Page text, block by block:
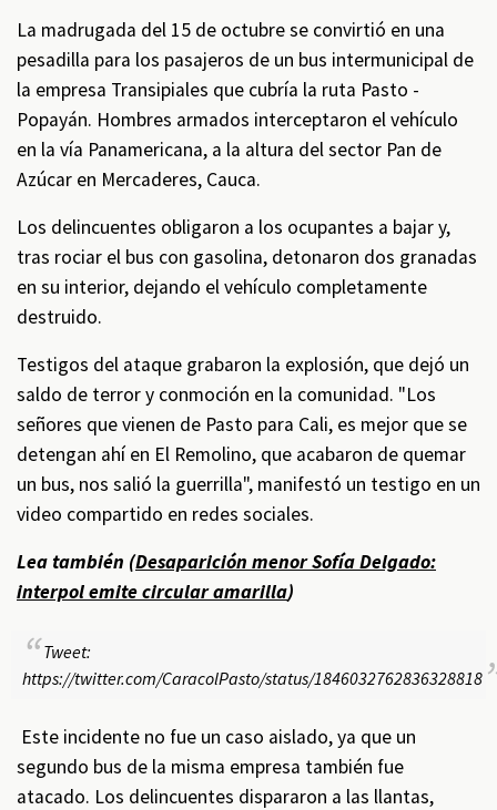
La madrugada del 15 de octubre se convirtió en una
pesadilla para los pasajeros de un bus intermunicipal de
la empresa Transipiales que cubría la ruta Pasto -
Popayán. Hombres armados interceptaron el vehículo
en la vía Panamericana, a la altura del sector Pan de
Azúcar en Mercaderes, Cauca.
Los delincuentes obligaron a los ocupantes a bajar y,
tras rociar el bus con gasolina, detonaron dos granadas
en su interior, dejando el vehículo completamente
destruido.
Testigos del ataque grabaron la explosión, que dejó un
saldo de terror y conmoción en la comunidad. "Los
señores que vienen de Pasto para Cali, es mejor que se
detengan ahí en El Remolino, que acabaron de quemar
un bus, nos salió la guerrilla", manifestó un testigo en un
video compartido en redes sociales.
Lea también (Desaparición menor Sofía Delgado:
interpol emite circular amarilla)
Tweet:
https://twitter.com/CaracolPasto/status/1846032762836328818
Este incidente no fue un caso aislado, ya que un
segundo bus de la misma empresa también fue
atacado. Los delincuentes dispararon a las llantas,